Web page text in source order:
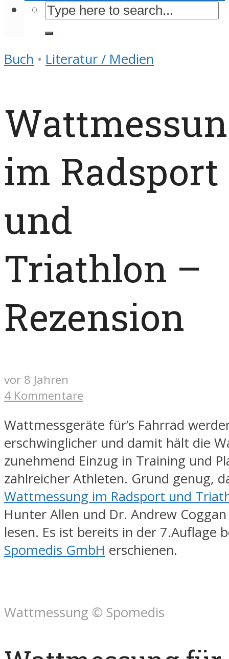
Buch • Literatur / Medien
im Radsport
und
Triathlon –
Rezension
vor 8 Jahren
4 Kommentare
Wattmessgeräte für’s Fahrrad
erschwinglicher und damit hält die
zunehmend Einzug in Training und
zahlreicher Athleten. Grund genug,
Wattmessung im Radsport und
Hunter Allen und Dr. Andrew
lesen. Es ist bereits in der 7.Auflage
Spomedis GmbH erschienen.
Wattmessung © Spomedis